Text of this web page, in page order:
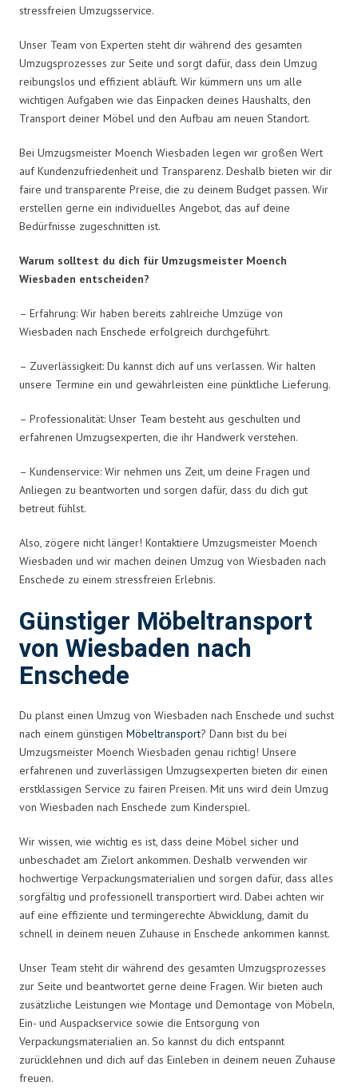
stressfreien Umzugsservice.
Unser Team von Experten steht dir während des gesamten
Umzugsprozesses zur Seite und sorgt dafür, dass dein Umzug
reibungslos und effizient abläuft. Wir kümmern uns um alle
wichtigen Aufgaben wie das Einpacken deines Haushalts, den
Transport deiner Möbel und den Aufbau am neuen Standort.
Bei Umzugsmeister Moench Wiesbaden legen wir großen Wert
auf Kundenzufriedenheit und Transparenz. Deshalb bieten wir dir
faire und transparente Preise, die zu deinem Budget passen. Wir
erstellen gerne ein individuelles Angebot, das auf deine
Bedürfnisse zugeschnitten ist.
Warum solltest du dich für Umzugsmeister Moench
Wiesbaden entscheiden?
– Erfahrung: Wir haben bereits zahlreiche Umzüge von
Wiesbaden nach Enschede erfolgreich durchgeführt.
– Zuverlässigkeit: Du kannst dich auf uns verlassen. Wir halten
unsere Termine ein und gewährleisten eine pünktliche Lieferung.
– Professionalität: Unser Team besteht aus geschulten und
erfahrenen Umzugsexperten, die ihr Handwerk verstehen.
– Kundenservice: Wir nehmen uns Zeit, um deine Fragen und
Anliegen zu beantworten und sorgen dafür, dass du dich gut
betreut fühlst.
Also, zögere nicht länger! Kontaktiere Umzugsmeister Moench
Wiesbaden und wir machen deinen Umzug von Wiesbaden nach
Enschede zu einem stressfreien Erlebnis.
Günstiger Möbeltransport
von Wiesbaden nach
Enschede
Du planst einen Umzug von Wiesbaden nach Enschede und suchst
nach einem günstigen Möbeltransport? Dann bist du bei
Umzugsmeister Moench Wiesbaden genau richtig! Unsere
erfahrenen und zuverlässigen Umzugsexperten bieten dir einen
erstklassigen Service zu fairen Preisen. Mit uns wird dein Umzug
von Wiesbaden nach Enschede zum Kinderspiel.
Wir wissen, wie wichtig es ist, dass deine Möbel sicher und
unbeschadet am Zielort ankommen. Deshalb verwenden wir
hochwertige Verpackungsmaterialien und sorgen dafür, dass alles
sorgfältig und professionell transportiert wird. Dabei achten wir
auf eine effiziente und termingerechte Abwicklung, damit du
schnell in deinem neuen Zuhause in Enschede ankommen kannst.
Unser Team steht dir während des gesamten Umzugsprozesses
zur Seite und beantwortet gerne deine Fragen. Wir bieten auch
zusätzliche Leistungen wie Montage und Demontage von Möbeln,
Ein- und Auspackservice sowie die Entsorgung von
Verpackungsmaterialien an. So kannst du dich entspannt
zurücklehnen und dich auf das Einleben in deinem neuen Zuhause
freuen.